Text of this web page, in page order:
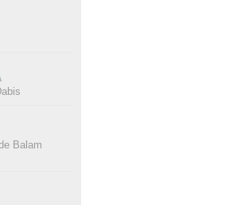
Balam